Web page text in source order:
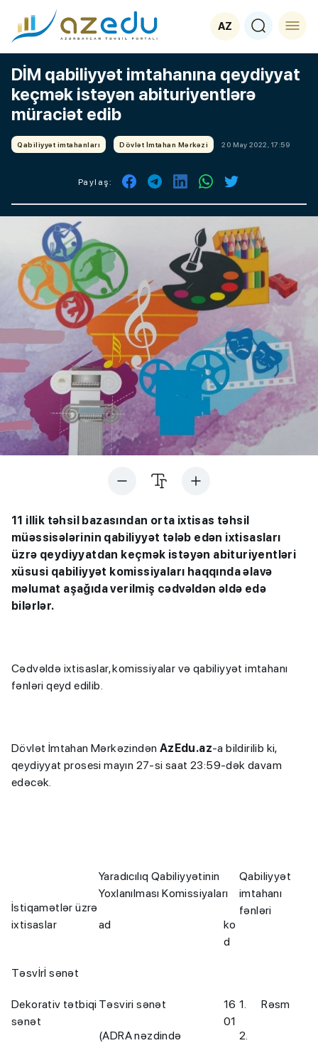
AZ
DİM qabiliyyət imtahanına qeydiyyat
keçmək istəyən abituriyentlərə
müraciət edib
Qabiliyyət imtahanları Dövlət İmtahan Mərkəzi 20 May 2022, 17:59
Paylaş:
11 illik təhsil bazasından orta ixtisas təhsil
müəssisələrinin qabiliyyət tələb edən ixtisasları
üzrə qeydiyyatdan keçmək istəyən abituriyentləri
xüsusi qabiliyyət komissiyaları haqqında əlavə
məlumat aşağıda verilmiş cədvəldən əldə edə
bilərlər.
Cədvəldə ixtisaslar, komissiyalar və qabiliyyət imtahanı
fənləri qeyd edilib.
Dövlət İmtahan Mərkəzindən AzEdu.az-a bildirilib ki,
qeydiyyat prosesi mayın 27-si saat 23:59-dək davam
edəcək.
İstiqamətlər üzrə
ixtisaslar
Yaradıcılıq Qabiliyyətinin
Yoxlanılması Komissiyaları
Qabiliyyət
imtahanı
fənləri
ad
ko
d
Təsvİrİ sənət
Dekorativ tətbiqi
sənət
Təsviri sənət
(ADRA nəzdində
16
01
1. Rəsm
2.